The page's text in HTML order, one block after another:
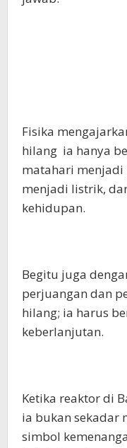
Fisika
hilang ia hanya
matahari
menjadi listrik,
kehidupan.
Begitu juga
perjuangan dan
hilang; ia harus
keberlanjutan.
Ketika reaktor di
ia bukan sekadar
simbol